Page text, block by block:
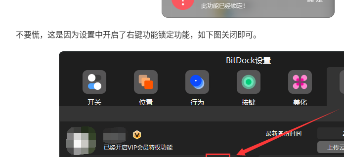
不要慌，这是因为设置中开启了右键功能锁定功能，如下图关闭即可。